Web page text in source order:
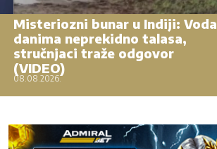
Misteriozni bunar u Indiji: Voda
danima neprekidno talasa,
stručnjaci traže odgovor
(VIDEO)
08.08.2026.